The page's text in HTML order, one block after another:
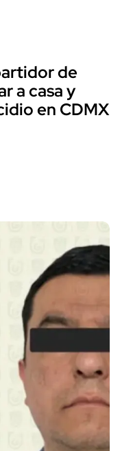
de
a casa y
en CDMX